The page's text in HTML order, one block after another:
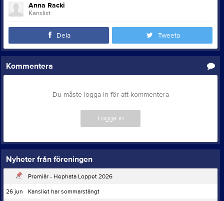
Anna Racki
Kanslist
Dela Tweeta
Kommentera
Du måste logga in för att kommentera
Logga in
Nyheter från föreningen
Premiär - Hephata Loppet 2026
26 jun
Kansliet har sommarstängt